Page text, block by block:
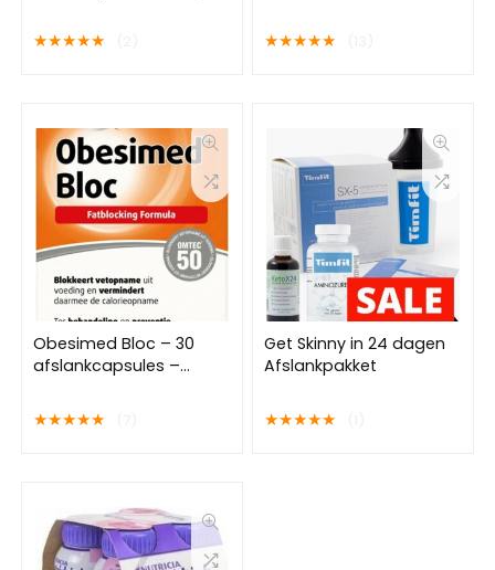
★★★★★
afvallen – Afslankband
buik – waist shaper
★★★★★
Obesimed Bloc – 30
afslankcapsules –
★★★★★
Get Skinny in 24 dagen
Afslankpakket
★★★★★